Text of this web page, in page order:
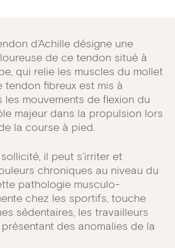
d’Achille désigne une
de ce tendon situé à
qui relie les muscles du mollet
tendon fibreux est mis à
mouvements de flexion du
majeur dans la propulsion lors
la course à pied.
il peut s’irriter et
chroniques au niveau du
pathologie musculo-
chez les sportifs, touche
sédentaires, les travailleurs
des anomalies de la